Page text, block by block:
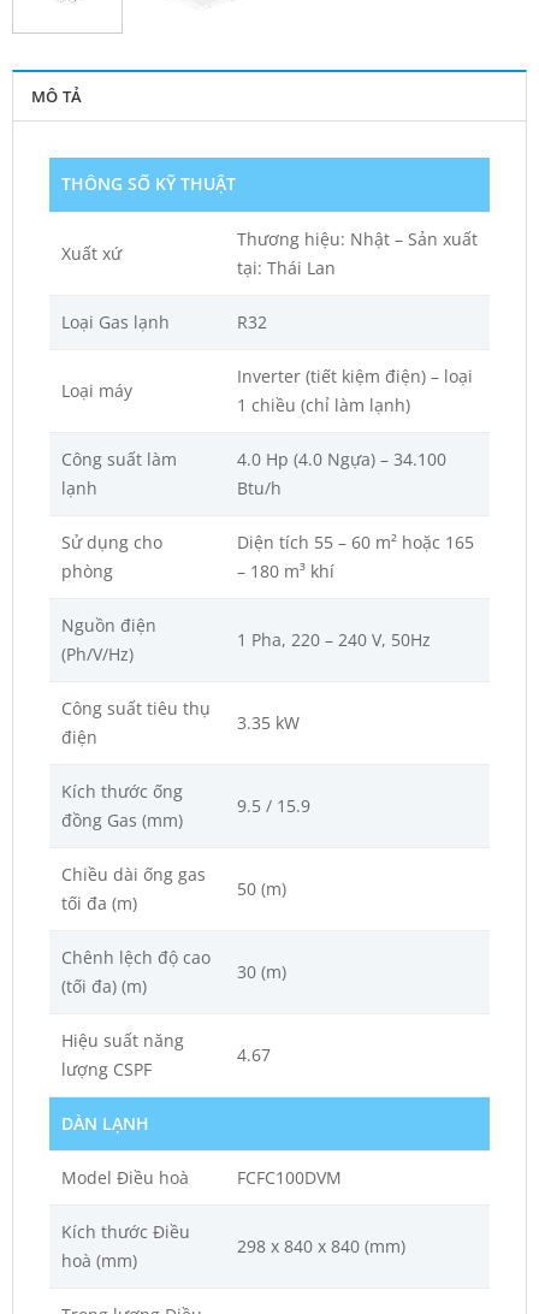
MÔ TẢ
THÔNG SỐ KỸ THUẬT
Xuất xứ
Thương hiệu: Nhật – Sản xuất
tại: Thái Lan
Loại Gas lạnh R32
Loại máy
Inverter (tiết kiệm điện) – loại
1 chiều (chỉ làm lạnh)
Công suất làm
lạnh
4.0 Hp (4.0 Ngựa) – 34.100
Btu/h
Sử dụng cho
phòng
Diện tích 55 – 60 m² hoặc 165
– 180 m³ khí
Nguồn điện
(Ph/V/Hz)
1 Pha, 220 – 240 V, 50Hz
Công suất tiêu thụ
điện
3.35 kW
Kích thước ống
đồng Gas (mm)
9.5 / 15.9
Chiều dài ống gas
tối đa (m)
50 (m)
Chênh lệch độ cao
(tối đa) (m)
30 (m)
Hiệu suất năng
lượng CSPF
4.67
DÀN LẠNH
Model Điều hoà FCFC100DVM
Kích thước Điều
hoà (mm)
298 x 840 x 840 (mm)